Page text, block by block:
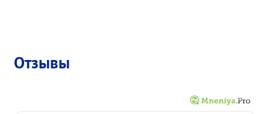
Отзывы